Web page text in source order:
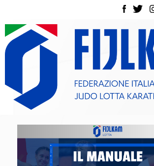
La Federazione
Tesseramento
Contatti
Norme e modulistica Affiliazioni e
Classifica Società Sportive con
tesserati
Gare e Risultati
Archivio eventi
Dove siamo
Media
Partners